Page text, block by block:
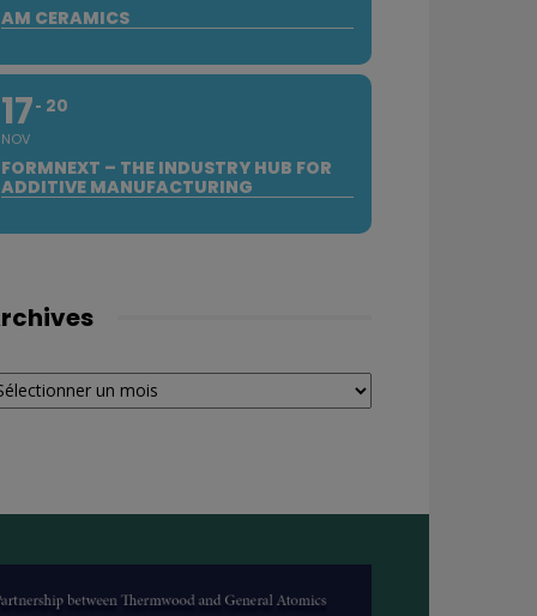
AM CERAMICS
17
NOV
20
FORMNEXT – THE INDUSTRY HUB FOR
ADDITIVE MANUFACTURING